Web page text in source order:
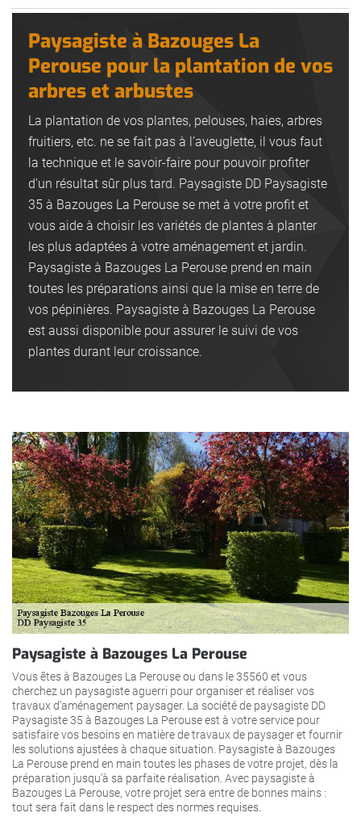
Paysagiste à Bazouges La
Perouse pour la plantation de vos
arbres et arbustes
La plantation de vos plantes, pelouses, haies, arbres
fruitiers, etc. ne se fait pas à l’aveuglette, il vous faut
la technique et le savoir-faire pour pouvoir profiter
d’un résultat sûr plus tard. Paysagiste DD Paysagiste
35 à Bazouges La Perouse se met à votre profit et
vous aide à choisir les variétés de plantes à planter
les plus adaptées à votre aménagement et jardin.
Paysagiste à Bazouges La Perouse prend en main
toutes les préparations ainsi que la mise en terre de
vos pépinières. Paysagiste à Bazouges La Perouse
est aussi disponible pour assurer le suivi de vos
plantes durant leur croissance.
Paysagiste à Bazouges La Perouse
Vous êtes à Bazouges La Perouse ou dans le 35560 et vous
cherchez un paysagiste aguerri pour organiser et réaliser vos
travaux d’aménagement paysager. La société de paysagiste DD
Paysagiste 35 à Bazouges La Perouse est à votre service pour
satisfaire vos besoins en matière de travaux de paysager et fournir
les solutions ajustées à chaque situation. Paysagiste à Bazouges
La Perouse prend en main toutes les phases de votre projet, dès la
préparation jusqu’à sa parfaite réalisation. Avec paysagiste à
Bazouges La Perouse, votre projet sera entre de bonnes mains :
tout sera fait dans le respect des normes requises.